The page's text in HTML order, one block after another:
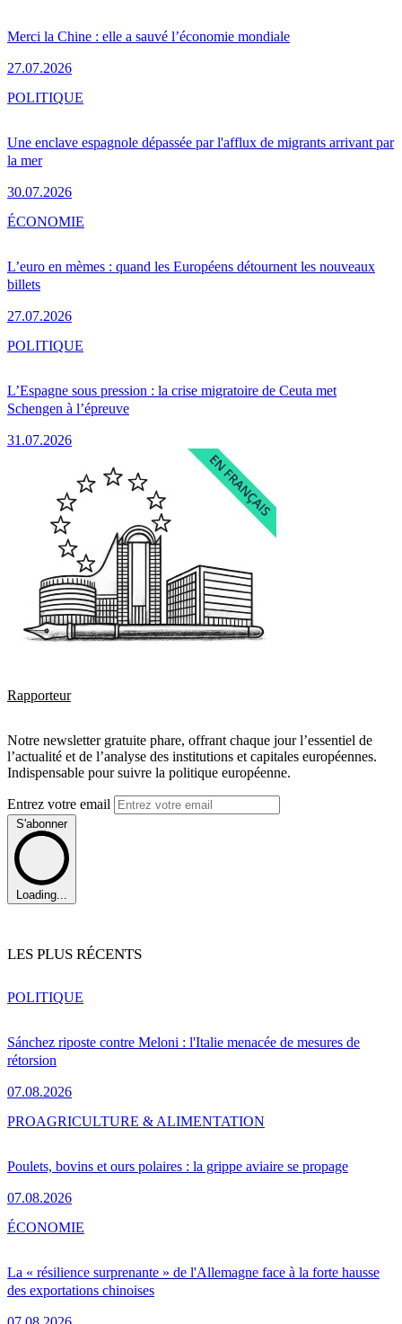
Merci la Chine : elle a sauvé l’économie mondiale
27.07.2026
Une enclave espagnole dépassée par l'afflux de migrants arrivant par
la mer
30.07.2026
POLITIQUE
L’euro en mèmes : quand les Européens détournent les nouveaux
billets
27.07.2026
ÉCONOMIE
L’Espagne sous pression : la crise migratoire de Ceuta met
Schengen à l’épreuve
31.07.2026
POLITIQUE
Rapporteur
Notre newsletter gratuite phare, offrant chaque jour l’essentiel de
l’actualité et de l’analyse des institutions et capitales européennes.
Indispensable pour suivre la politique européenne.
Entrez votre email
S'abonner
Loading...
LES PLUS RÉCENTS
Sánchez riposte contre Meloni : l'Italie menacée de mesures de
rétorsion
07.08.2026
POLITIQUE
Poulets, bovins et ours polaires : la grippe aviaire se propage
07.08.2026
PROAGRICULTURE & ALIMENTATION
La « résilience surprenante » de l'Allemagne face à la forte hausse
des exportations chinoises
ÉCONOMIE